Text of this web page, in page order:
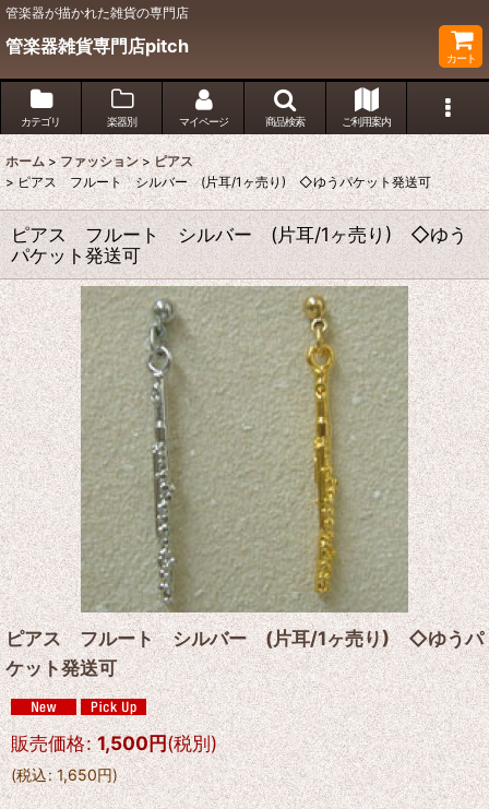
管楽器が描かれた雑貨の専門店
管楽器雑貨専門店pitch
カート
カテゴリ 楽器別 マイページ 商品検索 ご利用案内
ホーム > ファッション > ピアス
> ピアス フルート シルバー (片耳/1ヶ売り) ◇ゆうパケット発送可
ピアス フルート シルバー (片耳/1ヶ売り) ◇ゆう
パケット発送可
ピアス フルート シルバー (片耳/1ヶ売り) ◇ゆうパ
ケット発送可
販売価格: 1,500円(税別)
(税込: 1,650円)